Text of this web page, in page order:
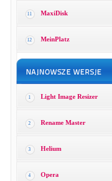
11 MaxiDisk
12 MeinPlatz
1 Light Image Resizer
2 Rename Master
3 Helium
4 Opera